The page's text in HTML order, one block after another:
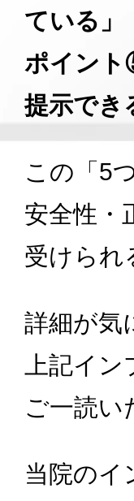
ている」
ポイント
提示でき
この「5
安全性・
受けられ
詳細が気
上記イ
ご一読い
当院のイ